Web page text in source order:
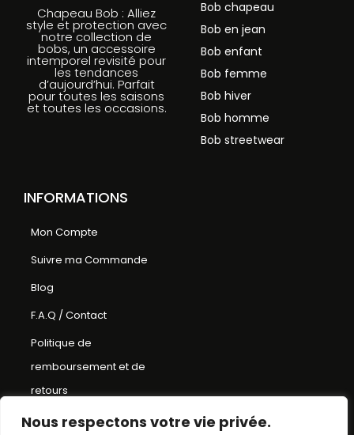
Nous respectons votre vie privée.
Chapeau Bob : Alliez
style et protection avec
notre collection de
bobs, un accessoire
intemporel revisité pour
les tendances
d’aujourd’hui. Parfait
pour toutes les saisons
et toutes les occasions.
Bob chapeau
Bob en jean
Bob enfant
Bob femme
Bob hiver
Bob homme
Bob streetwear
INFORMATIONS
Mon Compte
Suivre ma Commande
Blog
F.A.Q / Contact
Politique de
remboursement et de
retours
Conditions Générales de